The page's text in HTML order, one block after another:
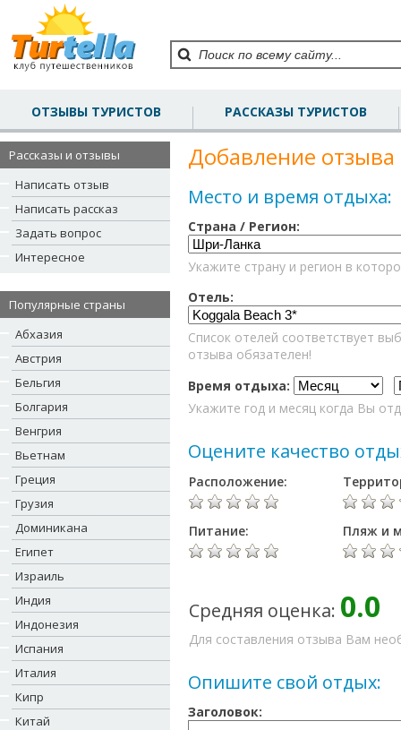
ОТЗЫВЫ ТУРИСТОВ РАССКАЗЫ ТУРИСТОВ
Рассказы и отзывы
Написать отзыв
Написать рассказ
Задать вопрос
Интересное
Популярные страны
Абхазия
Австрия
Бельгия
Болгария
Венгрия
Вьетнам
Греция
Грузия
Доминикана
Египет
Израиль
Индия
Индонезия
Испания
Италия
Кипр
Китай
Добавление отзыва
Место и время отдыха:
Страна / Регион:
Укажите страну и регион в
Отель:
Список отелей соответствует
отзыва обязателен!
Время отдыха:
Укажите год и месяц когда Вы
Оцените качество
Расположение:
Питание: Пляж и
Средняя оценка: 0.0
Для составления отзыва Вам
Опишите свой отдых:
Заголовок: